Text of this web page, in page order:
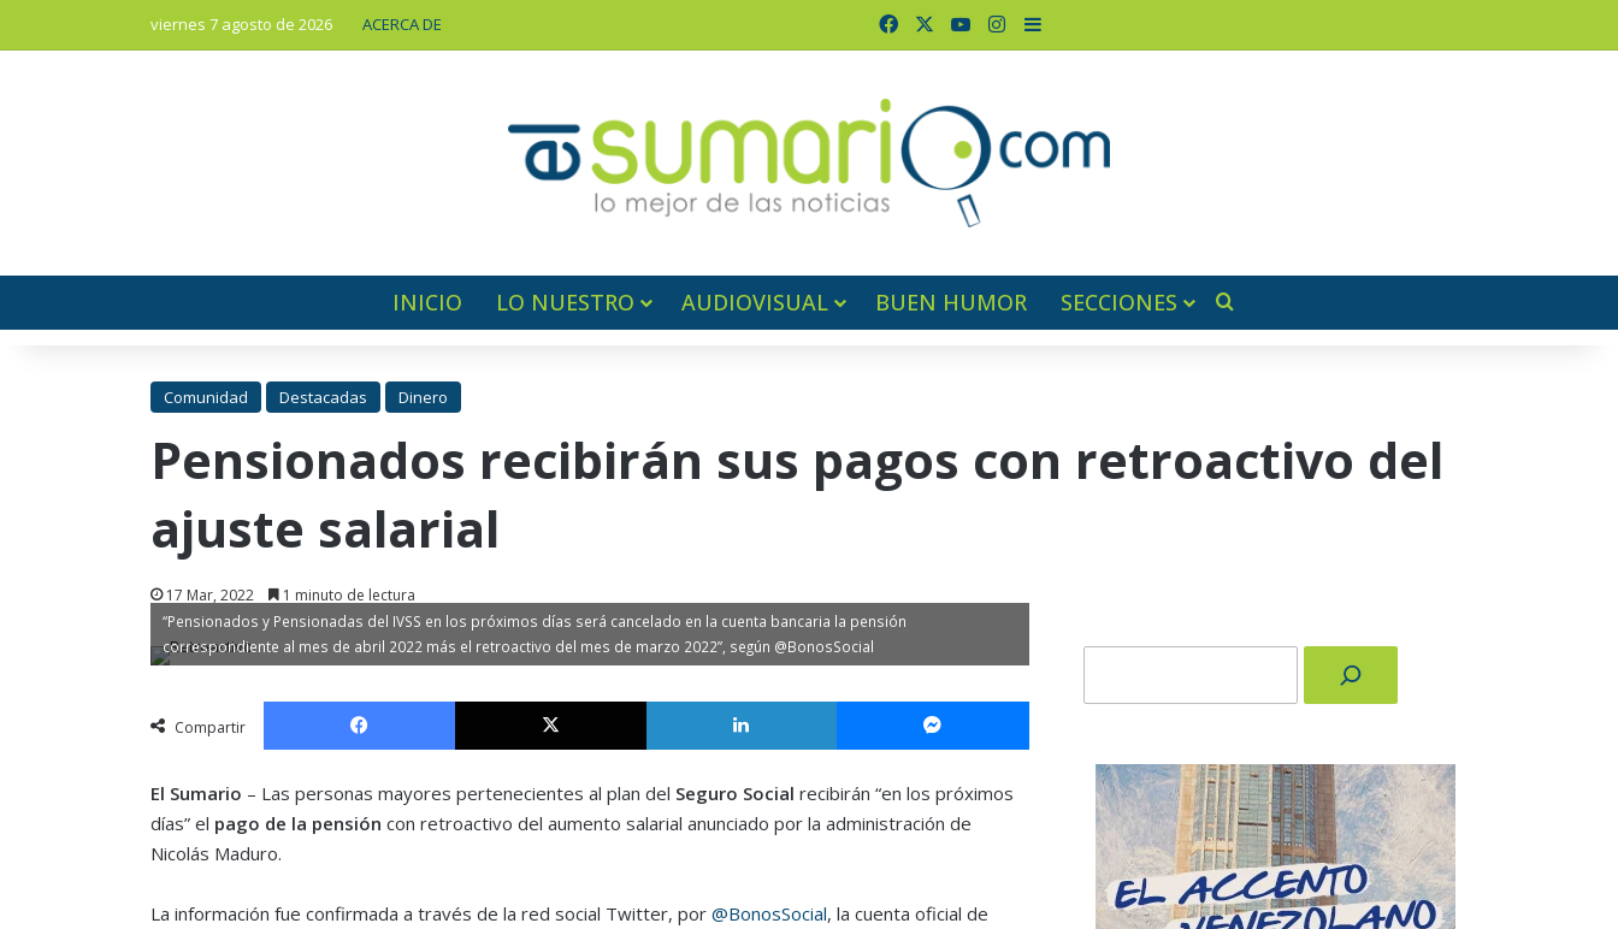
viernes 7 agosto de 2026 ACERCA DE FacebookYouTubeInstagram
Barra lateral
INICIO LO NUESTRO AUDIOVISUAL BUEN HUMOR SECCIONES
Comunidad Destacadas Dinero
Pensionados recibirán sus pagos con retroactivo del
ajuste salarial
17 Mar, 2022 1 minuto de lectura
“Pensionados y Pensionadas del IVSS en los próximos días será cancelado en la cuenta bancaria la pensión
correspondiente al mes de abril 2022 más el retroactivo del mes de marzo 2022”, según @BonosSocial
Compartir
Facebook X LinkedIn Messenger
El Sumario – Las personas mayores pertenecientes al plan del Seguro Social recibirán “en los próximos
días” el pago de la pensión con retroactivo del aumento salarial anunciado por la administración de
Nicolás Maduro.
La información fue confirmada a través de la red social Twitter, por @BonosSocial, la cuenta oficial de